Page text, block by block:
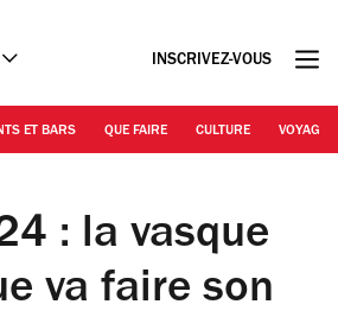
INSCRIVEZ-VOUS
ET BARS QUE FAIRE CULTURE VOYAGE
: la vasque
va faire son